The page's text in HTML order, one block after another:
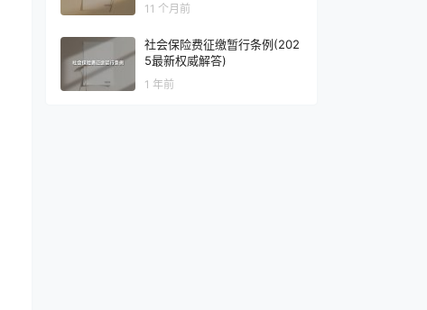
11 个月前
社会保险费征缴暂行条例(202
5最新权威解答)
1 年前